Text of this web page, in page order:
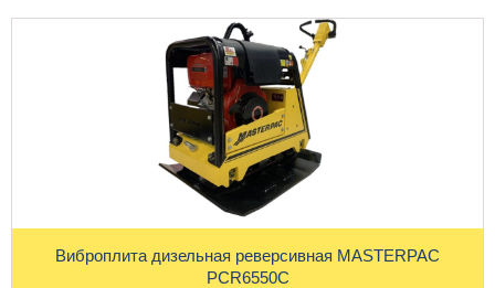
Виброплита дизельная реверсивная MASTERPAC
PCR6550C